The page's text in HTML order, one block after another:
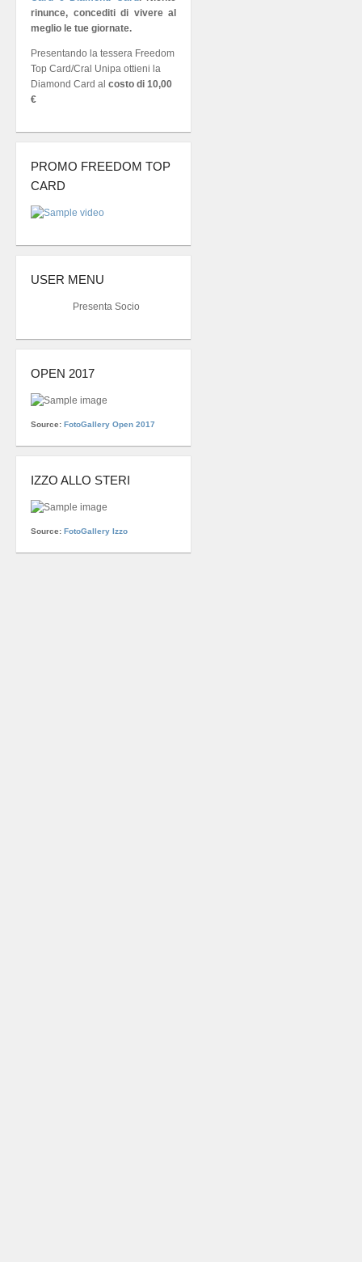
rinunce, concediti di vivere al
meglio le tue giornate.
Presentando la tessera Freedom
Top Card/Cral Unipa ottieni la
Diamond Card al costo di 10,00
€
PROMO FREEDOM TOP
CARD
USER MENU
Presenta Socio
OPEN 2017
Source: FotoGallery Open 2017
IZZO ALLO STERI
Source: FotoGallery Izzo